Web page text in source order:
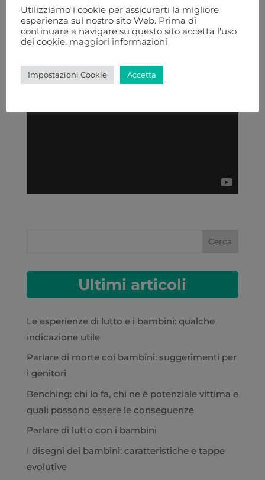
Cerca
Ultimi articoli
Le esperienze di lutto e i bambini: qualche
indicazione utile
Parlare di morte coi bambini: suggerimenti per
i genitori
Benching: chi lo fa, chi ne è potenziale vittima e
quali possono essere le conseguenze
Parlare di lutto con i bambini
I disegni dei bambini: caratteristiche e tappe
evolutive
Utilizziamo i cookie per assicurarti la migliore
esperienza sul nostro sito Web. Prima di
continuare a navigare su questo sito accetta l'uso
dei cookie. maggiori informazioni
Impostazioni Cookie Accetta